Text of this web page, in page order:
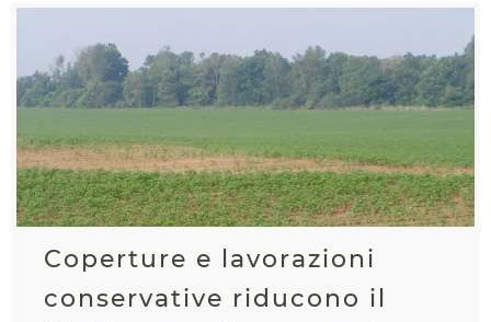
Coperture e lavorazioni
conservative riducono il